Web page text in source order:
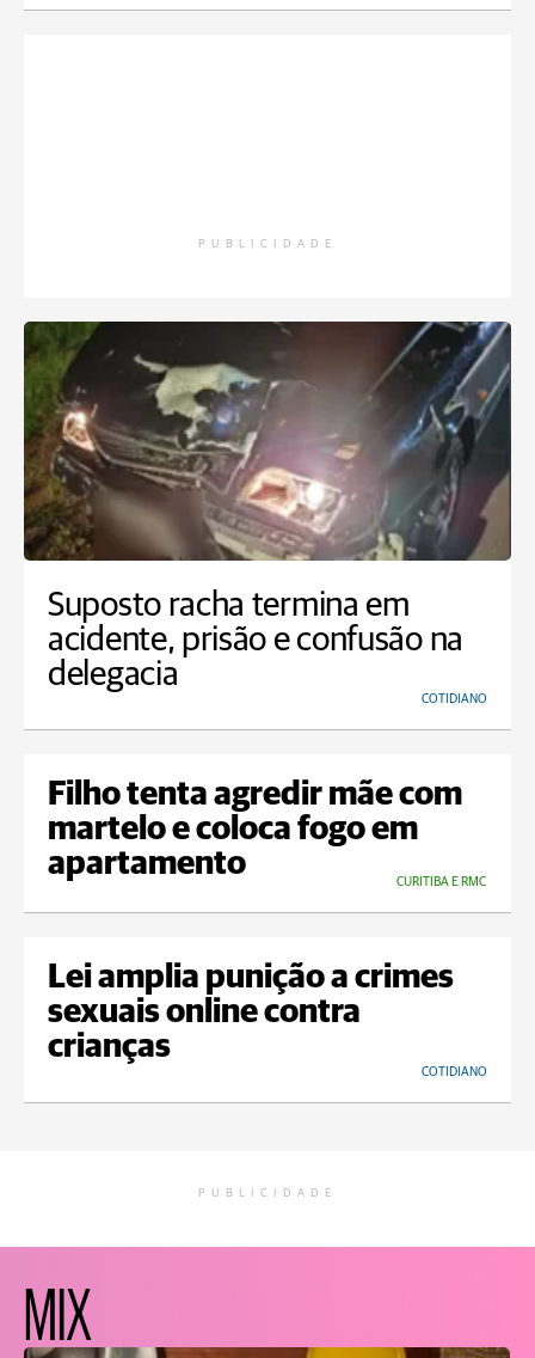
PUBLICIDADE
Suposto racha termina em
acidente, prisão e confusão na
delegacia
COTIDIANO
Filho tenta agredir mãe com
martelo e coloca fogo em
apartamento
CURITIBA E RMC
Lei amplia punição a crimes
sexuais online contra
crianças
COTIDIANO
PUBLICIDADE
MIX